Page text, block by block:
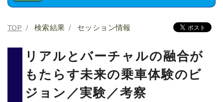
TOP 検索結果 セッション情報
リアルとバーチャルの融合が
もたらす未来の乗車体験のビ
ジョン／実験／考察